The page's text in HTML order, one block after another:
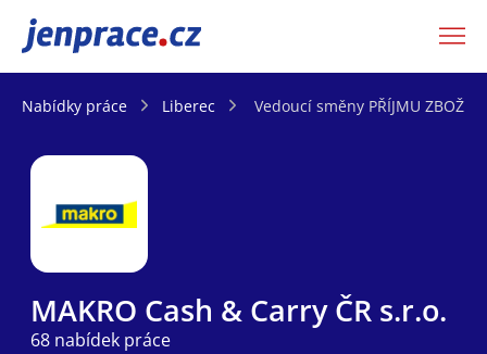
JenPráce.cz
Nabídky práce Liberec Vedoucí směny PŘÍJMU ZBOŽÍ A
MAKRO Cash & Carry ČR s.r.o.
68 nabídek práce